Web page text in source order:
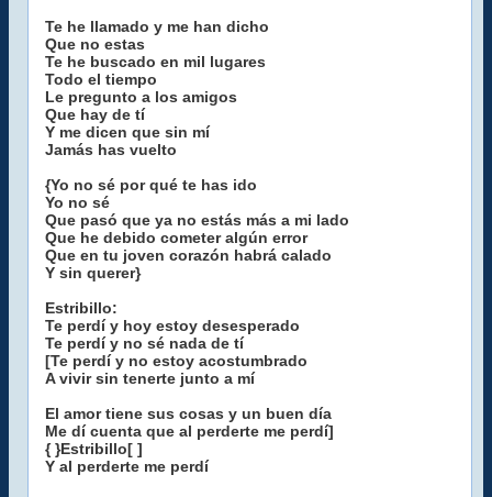
Te he llamado y me han dicho
Que no estas
Te he buscado en mil lugares
Todo el tiempo
Le pregunto a los amigos
Que hay de tí
Y me dicen que sin mí
Jamás has vuelto
{Yo no sé por qué te has ido
Yo no sé
Que pasó que ya no estás más a mi lado
Que he debido cometer algún error
Que en tu joven corazón habrá calado
Y sin querer}
Estribillo:
Te perdí y hoy estoy desesperado
Te perdí y no sé nada de tí
[Te perdí y no estoy acostumbrado
A vivir sin tenerte junto a mí
El amor tiene sus cosas y un buen día
Me dí cuenta que al perderte me perdí]
{ }Estribillo[ ]
Y al perderte me perdí